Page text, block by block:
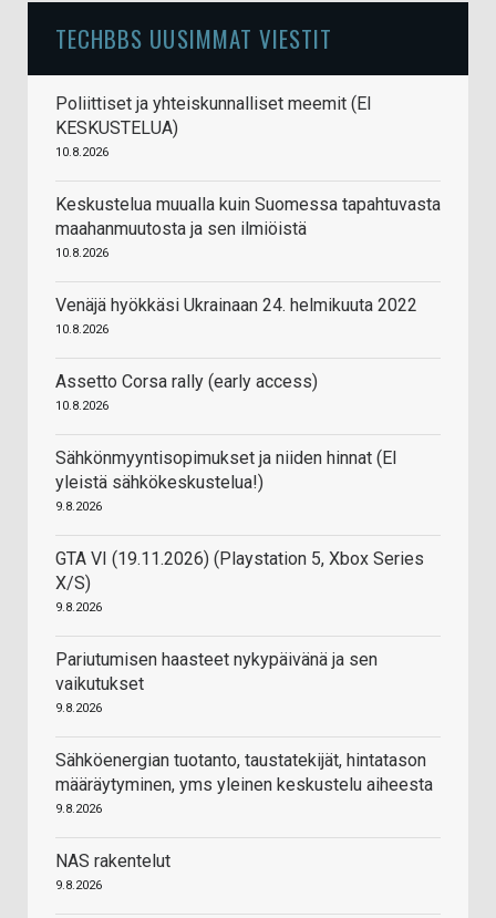
TECHBBS UUSIMMAT VIESTIT
Poliittiset ja yhteiskunnalliset meemit (EI
KESKUSTELUA)
10.8.2026
Keskustelua muualla kuin Suomessa tapahtuvasta
maahanmuutosta ja sen ilmiöistä
10.8.2026
Venäjä hyökkäsi Ukrainaan 24. helmikuuta 2022
10.8.2026
Assetto Corsa rally (early access)
10.8.2026
Sähkönmyyntisopimukset ja niiden hinnat (EI
yleistä sähkökeskustelua!)
9.8.2026
GTA VI (19.11.2026) (Playstation 5, Xbox Series
X/S)
9.8.2026
Pariutumisen haasteet nykypäivänä ja sen
vaikutukset
9.8.2026
Sähköenergian tuotanto, taustatekijät, hintatason
määräytyminen, yms yleinen keskustelu aiheesta
9.8.2026
NAS rakentelut
9.8.2026